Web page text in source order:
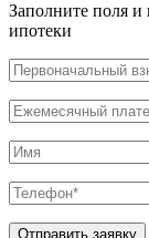
Заполните поля и
ипотеки